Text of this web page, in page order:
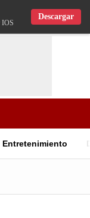
IOS
Descargar
Entretenimiento